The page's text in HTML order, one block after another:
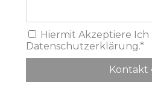
Hiermit Akzeptiere Ich
Datenschutzerklärung.*
Kontakt